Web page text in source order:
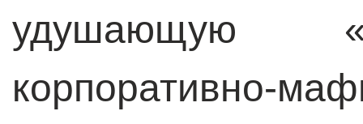
удушающую
корпоративно-